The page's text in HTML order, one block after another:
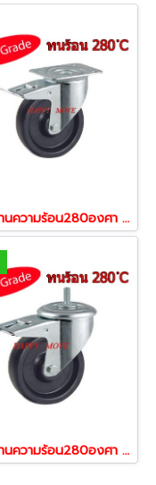
ลูกล้อทนความร้อน280องศา ล้อทนร้อน รับน้ำหนัก 100-300 แป้นเบรก รุ่น BOG ยี่ห้อ TENTE 13438,13445,13452
ลูกล้อทนความร้อน280องศา ล้อทนร้อน รับน้ำหนัก 100-300 สกรูเบรก รุ่น BOG ยี่ห้อ TENTE 13537,13551